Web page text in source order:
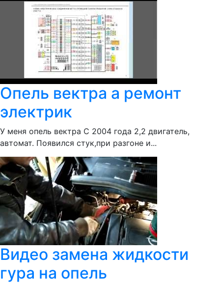
Опель вектра а ремонт
электрик
У меня опель вектра С 2004 года 2,2 двигатель,
автомат. Появился стук,при разгоне и...
Видео замена жидкости
гура на опель